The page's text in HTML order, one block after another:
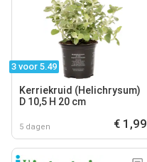
3 voor 5.49
Kerriekruid (Helichrysum)
D 10,5 H 20 cm
5 dagen € 1,99